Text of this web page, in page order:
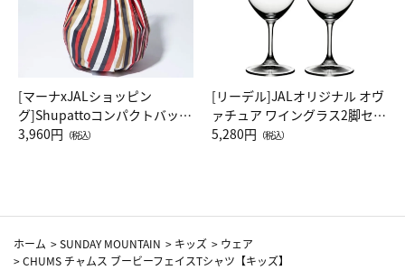
[マーナxJALショッピン
グ]Shupattoコンパクトバッグ
Drop JAL客室乗務員（LC）ス
3,960円 （税込）
[リーデル]JALオリジナル オヴ
ァチュア ワイングラス2脚セッ
ト（レッドワイン）
5,280円 （税込）
ホーム >SUNDAY MOUNTAIN > キッズ > ウェア
>CHUMS チャムス ブービーフェイスTシャツ【キッズ】